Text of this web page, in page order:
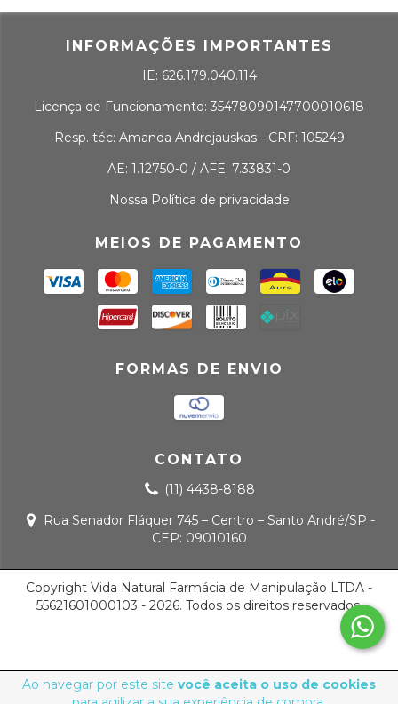
Ao navegar por este site você aceita o uso de cookies
INFORMAÇÕES IMPORTANTES
IE: 626.179.040.114
Licença de Funcionamento: 35478090147700010618
Resp. téc: Amanda Andrejauskas - CRF: 105249
AE: 1.12750-0 / AFE: 7.33831-0
Nossa Política de privacidade
MEIOS DE PAGAMENTO
FORMAS DE ENVIO
CONTATO
(11) 4438-8188
Rua Senador Fláquer 745 – Centro – Santo André/SP -
CEP: 09010160
Copyright Vida Natural Farmácia de Manipulação LTDA -
55621601000103 - 2026. Todos os direitos reservados.